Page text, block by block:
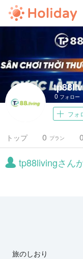
0 フォロー
フォ
トップ プラン
0 0
tp88livingさん
旅のしおり